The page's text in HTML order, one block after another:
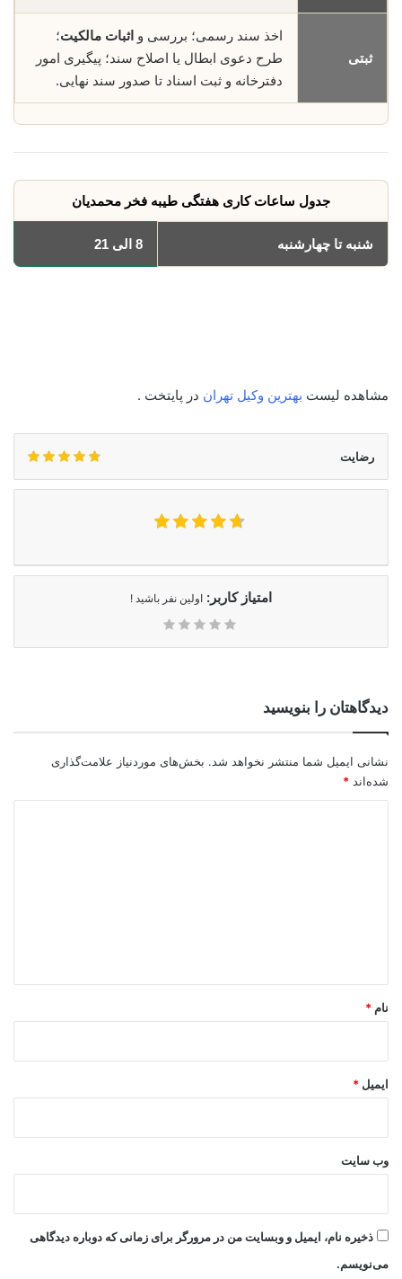
ثبتی
اخذ سند رسمی؛ بررسی و اثبات مالکیت؛
طرح دعوی ابطال یا اصلاح سند؛ پیگیری امور
دفترخانه و ثبت اسناد تا صدور سند نهایی.
جدول ساعات کاری هفتگی طیبه فخر محمدیان
شنبه تا چهارشنبه 8 الی 21
مشاهده لیست بهترین وکیل تهران در پایتخت .
رضایت
امتیاز کاربر: اولین نفر باشید !
دیدگاهتان را بنویسید
نشانی ایمیل شما منتشر نخواهد شد. بخش‌های موردنیاز علامت‌گذاری
شده‌اند *
نام *
ایمیل *
وب‌ سایت
ذخیره نام، ایمیل و وبسایت من در مرورگر برای زمانی که دوباره دیدگاهی
می‌نویسم.